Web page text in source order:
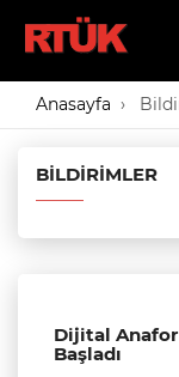
Anasayfa
BILDIRIMLER
Dijital Anafor
Başladı